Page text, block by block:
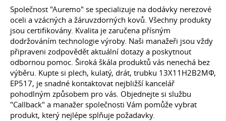
Společnost "Auremo" se specializuje na dodávky nerezové
oceli a vzácných a žáruvzdorných kovů. Všechny produkty
jsou certifikovány. Kvalita je zaručena přísným
dodržováním technologie výroby. Naši manažeři jsou vždy
připraveni zodpovědět aktuální dotazy a poskytnout
odbornou pomoc. Široká škála produktů vás nenechá bez
výběru. Kupte si plech, kulatý, drát, trubku 13Х11Н2В2МФ,
EP517, je snadné kontaktovat nejbližší kancelář
pohodlným způsobem pro vás. Objednejte si službu
"Callback" a manažer společnosti Vám pomůže vybrat
produkt, který nejlépe splňuje požadavky.